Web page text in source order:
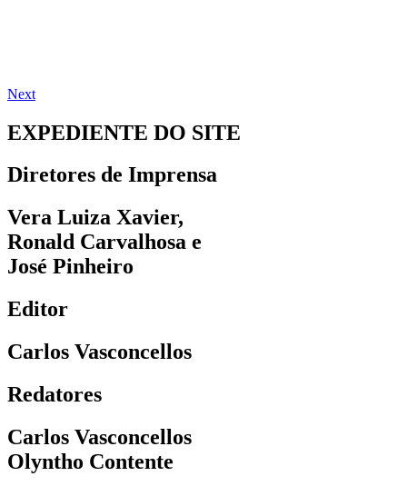
Next
EXPEDIENTE DO SITE
Diretores de Imprensa
Vera Luiza Xavier,
Ronald Carvalhosa e
José Pinheiro
Editor
Carlos Vasconcellos
Redatores
Carlos Vasconcellos
Olyntho Contente